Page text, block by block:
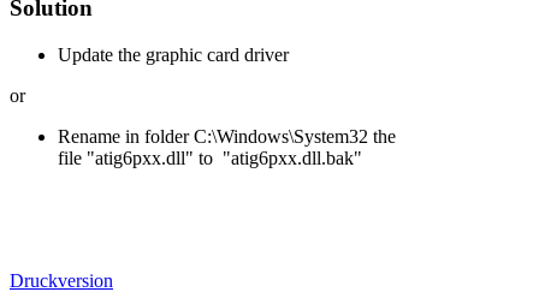
Solution
Update the graphic card driver
or
Rename in folder C:\Windows\System32 the
file "atig6pxx.dll" to "atig6pxx.dll.bak"
Druckversion